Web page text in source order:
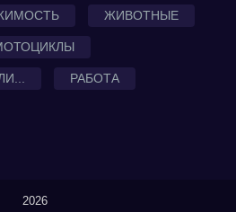
ЖИВОТНЫЕ
РАБОТА
2026